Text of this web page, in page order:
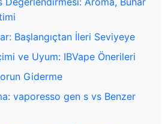
Başlangıçtan İleri Seviyeye
ve Uyum: IBVape Önerileri
Giderme
vaporesso gen s vs Benzer